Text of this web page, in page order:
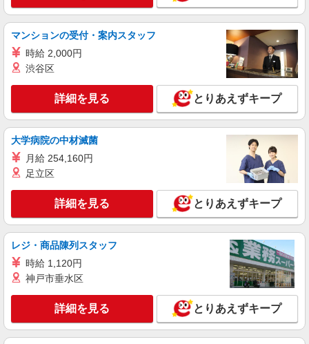
マンションの受付・案内スタッフ
時給 2,000円
渋谷区
詳細を見る とりあえずキープ
大学病院の中材滅菌
月給 254,160円
足立区
詳細を見る とりあえずキープ
レジ・商品陳列スタッフ
時給 1,120円
神戸市垂水区
詳細を見る とりあえずキープ